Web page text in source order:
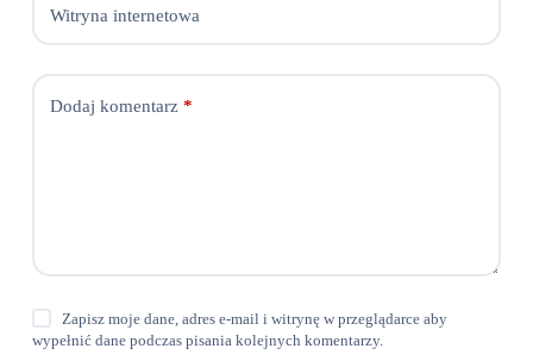
Witryna internetowa
Dodaj komentarz*
Zapisz moje dane, adres e-mail i witrynę w przeglądarce aby
wypełnić dane podczas pisania kolejnych komentarzy.